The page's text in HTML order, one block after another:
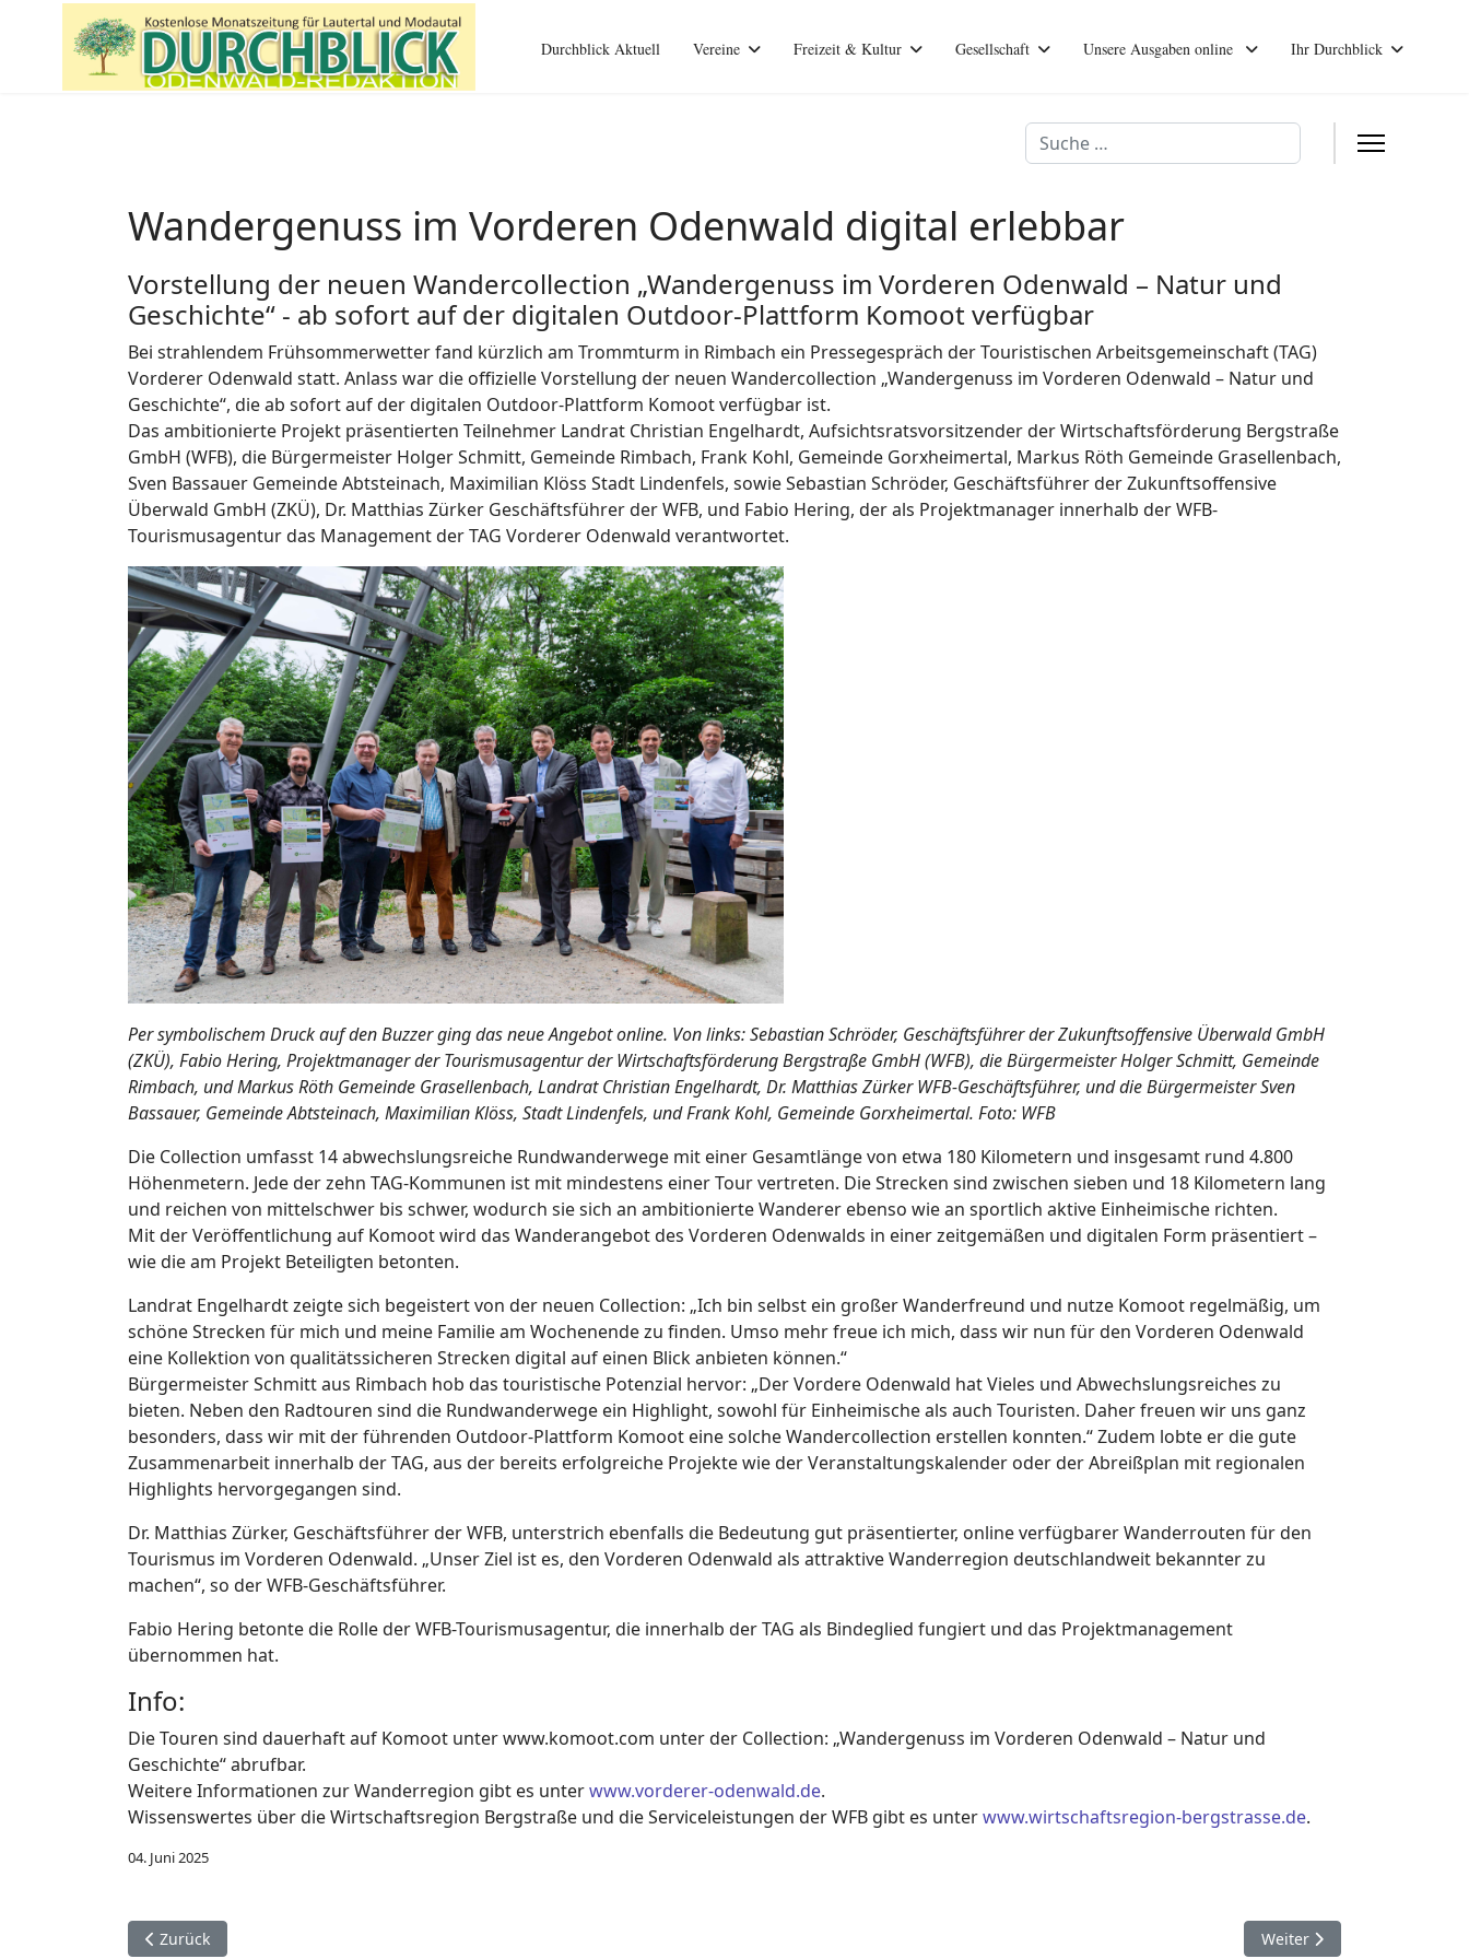
Durchblick Aktuell Vereine Freizeit & Kultur Gesellschaft Unsere Ausgaben online Ihr Durchblick
Suchen
Wandergenuss im Vorderen Odenwald digital erlebbar
Vorstellung der neuen Wandercollection „Wandergenuss im Vorderen Odenwald – Natur und
Geschichte“ - ab sofort auf der digitalen Outdoor-Plattform Komoot verfügbar
Bei strahlendem Frühsommerwetter fand kürzlich am Trommturm in Rimbach ein Pressegespräch der Touristischen Arbeitsgemeinschaft (TAG)
Vorderer Odenwald statt. Anlass war die offizielle Vorstellung der neuen Wandercollection „Wandergenuss im Vorderen Odenwald – Natur und
Geschichte“, die ab sofort auf der digitalen Outdoor-Plattform Komoot verfügbar ist.
Das ambitionierte Projekt präsentierten Teilnehmer Landrat Christian Engelhardt, Aufsichtsratsvorsitzender der Wirtschaftsförderung Bergstraße
GmbH (WFB), die Bürgermeister Holger Schmitt, Gemeinde Rimbach, Frank Kohl, Gemeinde Gorxheimertal, Markus Röth Gemeinde Grasellenbach,
Sven Bassauer Gemeinde Abtsteinach, Maximilian Klöss Stadt Lindenfels, sowie Sebastian Schröder, Geschäftsführer der Zukunftsoffensive
Überwald GmbH (ZKÜ), Dr. Matthias Zürker Geschäftsführer der WFB, und Fabio Hering, der als Projektmanager innerhalb der WFB-
Tourismusagentur das Management der TAG Vorderer Odenwald verantwortet.
Per symbolischem Druck auf den Buzzer ging das neue Angebot online. Von links: Sebastian Schröder, Geschäftsführer der Zukunftsoffensive Überwald GmbH
(ZKÜ), Fabio Hering, Projektmanager der Tourismusagentur der Wirtschaftsförderung Bergstraße GmbH (WFB), die Bürgermeister Holger Schmitt, Gemeinde
Rimbach, und Markus Röth Gemeinde Grasellenbach, Landrat Christian Engelhardt, Dr. Matthias Zürker WFB-Geschäftsführer, und die Bürgermeister Sven
Bassauer, Gemeinde Abtsteinach, Maximilian Klöss, Stadt Lindenfels, und Frank Kohl, Gemeinde Gorxheimertal. Foto: WFB
Die Collection umfasst 14 abwechslungsreiche Rundwanderwege mit einer Gesamtlänge von etwa 180 Kilometern und insgesamt rund 4.800
Höhenmetern. Jede der zehn TAG-Kommunen ist mit mindestens einer Tour vertreten. Die Strecken sind zwischen sieben und 18 Kilometern lang
und reichen von mittelschwer bis schwer, wodurch sie sich an ambitionierte Wanderer ebenso wie an sportlich aktive Einheimische richten.
Mit der Veröffentlichung auf Komoot wird das Wanderangebot des Vorderen Odenwalds in einer zeitgemäßen und digitalen Form präsentiert –
wie die am Projekt Beteiligten betonten.
Landrat Engelhardt zeigte sich begeistert von der neuen Collection: „Ich bin selbst ein großer Wanderfreund und nutze Komoot regelmäßig, um
schöne Strecken für mich und meine Familie am Wochenende zu finden. Umso mehr freue ich mich, dass wir nun für den Vorderen Odenwald
eine Kollektion von qualitätssicheren Strecken digital auf einen Blick anbieten können.“
Bürgermeister Schmitt aus Rimbach hob das touristische Potenzial hervor: „Der Vordere Odenwald hat Vieles und Abwechslungsreiches zu
bieten. Neben den Radtouren sind die Rundwanderwege ein Highlight, sowohl für Einheimische als auch Touristen. Daher freuen wir uns ganz
besonders, dass wir mit der führenden Outdoor-Plattform Komoot eine solche Wandercollection erstellen konnten.“ Zudem lobte er die gute
Zusammenarbeit innerhalb der TAG, aus der bereits erfolgreiche Projekte wie der Veranstaltungskalender oder der Abreißplan mit regionalen
Highlights hervorgegangen sind.
Dr. Matthias Zürker, Geschäftsführer der WFB, unterstrich ebenfalls die Bedeutung gut präsentierter, online verfügbarer Wanderrouten für den
Tourismus im Vorderen Odenwald. „Unser Ziel ist es, den Vorderen Odenwald als attraktive Wanderregion deutschlandweit bekannter zu
machen“, so der WFB-Geschäftsführer.
Fabio Hering betonte die Rolle der WFB-Tourismusagentur, die innerhalb der TAG als Bindeglied fungiert und das Projektmanagement
übernommen hat.
Info:
Die Touren sind dauerhaft auf Komoot unter www.komoot.com unter der Collection: „Wandergenuss im Vorderen Odenwald – Natur und
Geschichte“ abrufbar.
Weitere Informationen zur Wanderregion gibt es unterwww.vorderer-odenwald.de.
Wissenswertes über die Wirtschaftsregion Bergstraße und die Serviceleistungen der WFB gibt es unterwww.wirtschaftsregion-bergstrasse.de.
04. Juni 2025
Vorheriger Beitrag: UNESCO Global Geopark feiert zehn Jahre UNESCO Auszeichnung
Zurück Nächster Beitrag: neuer
Weiter